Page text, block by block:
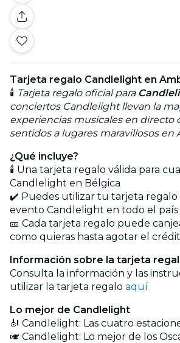
Tarjeta regalo Candlelight en
🕯️ Tarjeta regalo oficial para
conciertos Candlelight llevan la
experiencias musicales en directo
sentidos a lugares maravillosos en
¿Qué incluye?
🕯️ Una tarjeta regalo válida para
Candlelight en Bélgica
✔️ Puedes utilizar tu tarjeta regalo
evento Candlelight en todo el país
🎫 Cada tarjeta regalo puede
como quieras hasta agotar el
Información sobre la tarjeta
Consulta la información y las
utilizar la tarjeta regalo aquí
Lo mejor de Candlelight
🎻 Candlelight: Las cuatro
🎺 Candlelight: Lo mejor de los